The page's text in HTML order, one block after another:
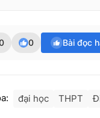
0 Bài đọc
đại học THPT